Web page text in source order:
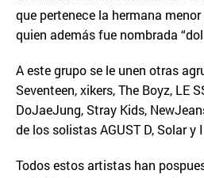
que pertenece la hermana
quien además fue nombrada
A este grupo se le unen otras
Seventeen, xikers, The Boyz, LE
DoJaeJung, Stray Kids,
de los solistas AGUST D, Solar y
Todos estos artistas han